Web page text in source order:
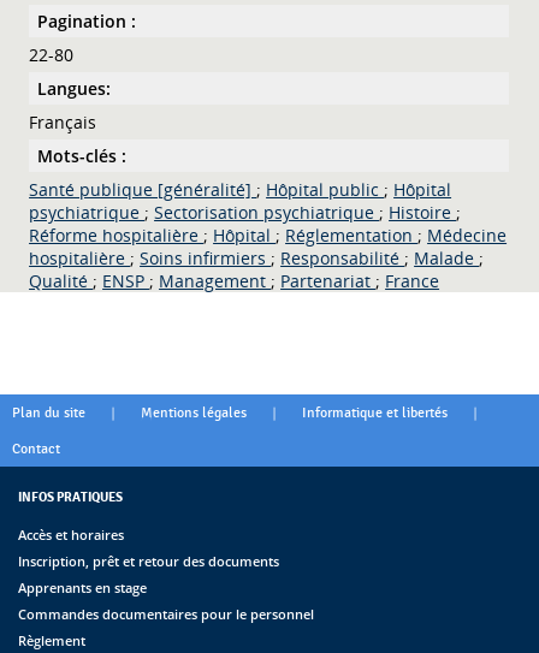
Pagination :
22-80
Langues:
Français
Mots-clés :
Santé publique [généralité] ; Hôpital public ; Hôpital
psychiatrique ; Sectorisation psychiatrique ; Histoire ;
Réforme hospitalière ; Hôpital ; Réglementation ; Médecine
hospitalière ; Soins infirmiers ; Responsabilité ; Malade ;
Qualité ; ENSP ; Management ; Partenariat ; France
Plan du site | Mentions légales | Informatique et libertés |
Contact
INFOS PRATIQUES
Accès et horaires
Inscription, prêt et retour des documents
Apprenants en stage
Commandes documentaires pour le personnel
Règlement